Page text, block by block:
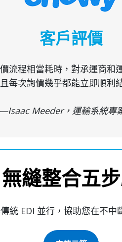
客戶評價
流程相當耗時，對承運商
每次詢價幾乎都能立即順利
—Isaac Meeder，運輸系統專
無縫整合五
統 EDI 並行，協助您在不